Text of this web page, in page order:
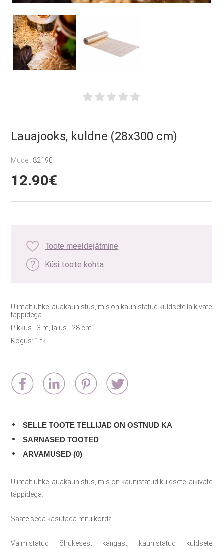
Lauajooks, kuldne (28x300 cm)
Mudel: 82190
12.90€
Toote meeldejätmine
Küsi toote kohta
Ülimalt uhke lauakaunistus, mis on kaunistatud kuldsete läikivate
täppidega.
Pikkus - 3 m, laius - 28 cm
Kogus: 1 tk.
SELLE TOOTE TELLIJAD ON OSTNUD KA
SARNASED TOOTED
ARVAMUSED (0)
Ülimalt uhke lauakaunistus, mis on kaunistatud kuldsete läikivate
täppidega.
Saate seda kasutada mitu korda.
Valmistatud õhukesest kangast, kaunistatud kuldsete